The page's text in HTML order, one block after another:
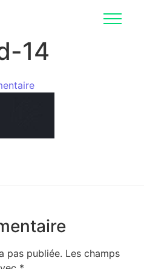
14
pas publiée. Les champs